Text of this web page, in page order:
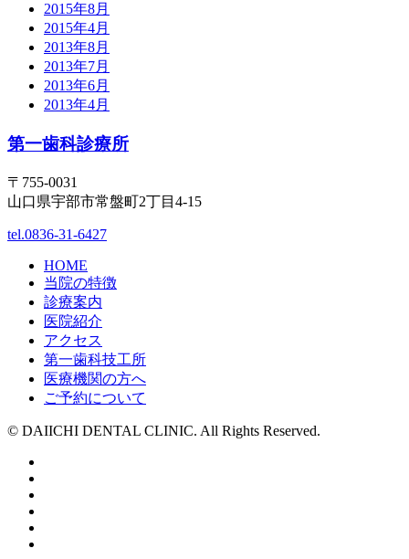
2015年8月
2015年4月
2013年8月
2013年7月
2013年6月
2013年4月
第一歯科診療所
〒755-0031
山口県宇部市常盤町2丁目4-15
tel.0836-31-6427
HOME
当院の特徴
診療案内
医院紹介
アクセス
第一歯科技工所
医療機関の方へ
ご予約について
© DAIICHI DENTAL CLINIC. All Rights Reserved.